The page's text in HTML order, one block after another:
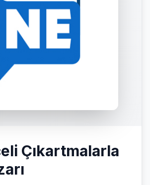
Çıkartmalarla